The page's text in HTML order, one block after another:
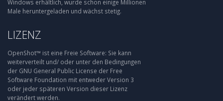
Windows erhältlich, wurde schon einige Millionen
Male heruntergeladen und wächst stetig.
LIZENZ
OpenShot™ ist eine Freie Software: Sie kann
weiterverteilt und/ oder unter den Bedingungen
der GNU General Public License der Free
Software Foundation mit entweder Version 3
oder jeder späteren Version dieser Lizenz
verändert werden.